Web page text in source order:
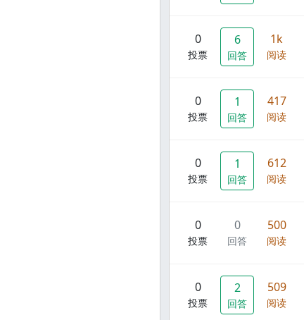
0
投票
6
回答
1k
阅读
0
投票
1
回答
417
阅读
0
投票
1
回答
612
阅读
0
投票
0
回答
500
阅读
0
投票
2
回答
509
阅读